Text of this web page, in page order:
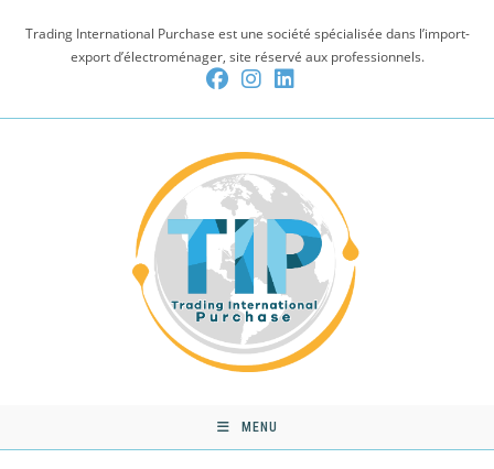
Trading International Purchase est une société spécialisée dans l’import-
export d’électroménager, site réservé aux professionnels.
MENU